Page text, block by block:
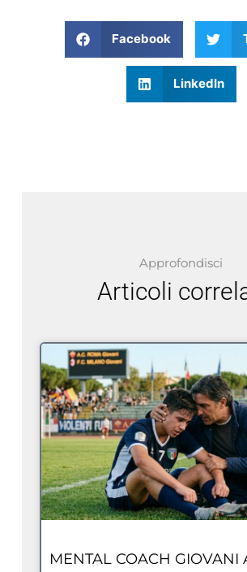
Facebook
LinkedIn
Approfondisci
Articoli
MENTAL COACH GIOVANI